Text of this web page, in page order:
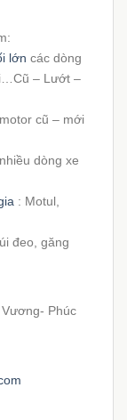
lớn các dòng
– Lướt –
cũ – mới
dòng xe
: Motul,
đeo, găng
Phúc